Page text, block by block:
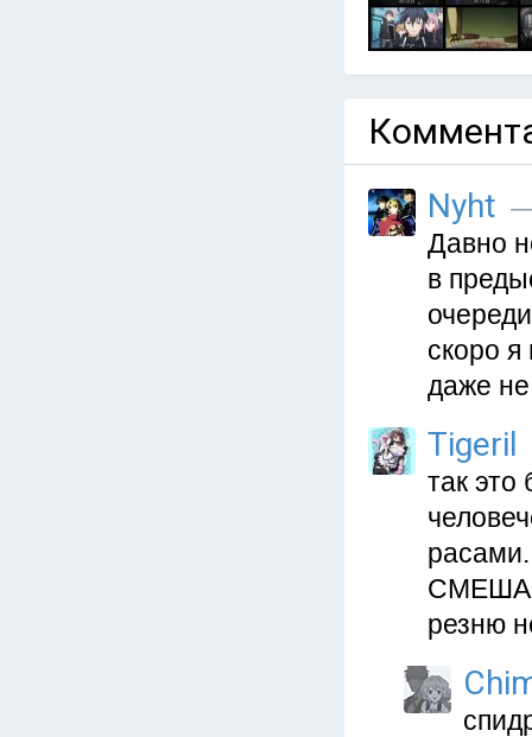
Nyht
Давно
в
скоро
даже
Tigeril
так
резню